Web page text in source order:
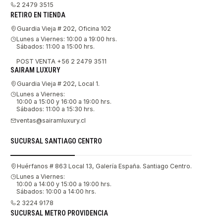
2 2479 3515
RETIRO EN TIENDA
Guardia Vieja # 202, Oficina 102
Lunes a Viernes: 10:00 a 19:00 hrs.
Sábados: 11:00 a 15:00 hrs.
POST VENTA +56 2 2479 3511
SAIRAM LUXURY
Guardia Vieja # 202, Local 1.
Lunes a Viernes:
10:00 a 15:00 y 16:00 a 19:00 hrs.
Sábados: 11:00 a 15:30 hrs.
ventas@sairamluxury.cl
SUCURSAL SANTIAGO CENTRO
Huérfanos # 863 Local 13, Galería España. Santiago Centro.
Lunes a Viernes:
10:00 a 14:00 y 15:00 a 19:00 hrs.
Sábados: 10:00 a 14:00 hrs.
2 3224 9178
SUCURSAL METRO PROVIDENCIA